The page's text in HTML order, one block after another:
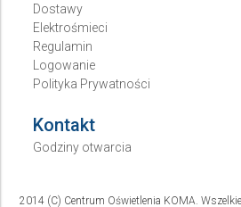
Dostawy
Elektrośmieci
Regulamin
Logowanie
Polityka Prywatności
Kontakt
Godziny otwarcia
2014 (C) Centrum Oświetlenia KOMA.